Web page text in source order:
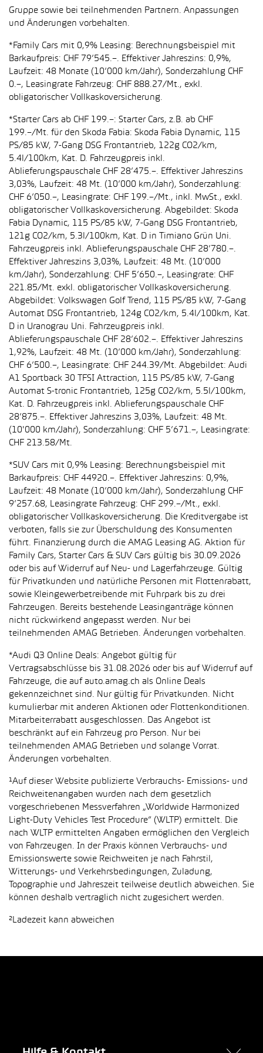
Gruppe sowie bei teilnehmenden Partnern. Anpassungen
und Änderungen vorbehalten.
*Family Cars mit 0,9% Leasing: Berechnungsbeispiel mit
Barkaufpreis: CHF 79’545.–. Effektiver Jahreszins: 0,9%,
Laufzeit: 48 Monate (10’000 km/Jahr), Sonderzahlung CHF
0.–, Leasingrate Fahrzeug: CHF 888.27/Mt., exkl.
obligatorischer Vollkaskoversicherung.
*Starter Cars ab CHF 199.–: Starter Cars, z.B. ab CHF
199.–/Mt. für den Skoda Fabia: Skoda Fabia Dynamic, 115
PS/85 kW, 7-Gang DSG Frontantrieb, 122g CO2/km,
5.4l/100km, Kat. D. Fahrzeugpreis inkl.
Ablieferungspauschale CHF 28’475.–. Effektiver Jahreszins
3,03%, Laufzeit: 48 Mt. (10’000 km/Jahr), Sonderzahlung:
CHF 6’050.–, Leasingrate: CHF 199.–/Mt., inkl. MwSt., exkl.
obligatorischer Vollkaskoversicherung. Abgebildet: Skoda
Fabia Dynamic, 115 PS/85 kW, 7-Gang DSG Frontantrieb,
121g CO2/km, 5.3l/100km, Kat. D in Timiano Grün Uni.
Fahrzeugpreis inkl. Ablieferungspauschale CHF 28’780.–.
Effektiver Jahreszins 3,03%, Laufzeit: 48 Mt. (10’000
km/Jahr), Sonderzahlung: CHF 5’650.–, Leasingrate: CHF
221.85/Mt. exkl. obligatorischer Vollkaskoversicherung.
Abgebildet: Volkswagen Golf Trend, 115 PS/85 kW, 7-Gang
Automat DSG Frontantrieb, 124g CO2/km, 5.4l/100km, Kat.
D in Uranograu Uni. Fahrzeugpreis inkl.
Ablieferungspauschale CHF 28’602.–. Effektiver Jahreszins
1,92%, Laufzeit: 48 Mt. (10’000 km/Jahr), Sonderzahlung:
CHF 6’500.–, Leasingrate: CHF 244.39/Mt. Abgebildet: Audi
A1 Sportback 30 TFSI Attraction, 115 PS/85 kW, 7-Gang
Automat S-tronic Frontantrieb, 125g CO2/km, 5.5l/100km,
Kat. D. Fahrzeugpreis inkl. Ablieferungspauschale CHF
28’875.–. Effektiver Jahreszins 3,03%, Laufzeit: 48 Mt.
(10'000 km/Jahr), Sonderzahlung: CHF 5’671.–, Leasingrate:
CHF 213.58/Mt.
*SUV Cars mit 0,9% Leasing: Berechnungsbeispiel mit
Barkaufpreis: CHF 44920.–. Effektiver Jahreszins: 0,9%,
Laufzeit: 48 Monate (10’000 km/Jahr), Sonderzahlung CHF
9’257.68, Leasingrate Fahrzeug: CHF 299.–/Mt., exkl.
obligatorischer Vollkaskoversicherung. Die Kreditvergabe ist
verboten, falls sie zur Überschuldung des Konsumenten
führt. Finanzierung durch die AMAG Leasing AG. Aktion für
Family Cars, Starter Cars & SUV Cars gültig bis 30.09.2026
oder bis auf Widerruf auf Neu- und Lagerfahrzeuge. Gültig
für Privatkunden und natürliche Personen mit Flottenrabatt,
sowie Kleingewerbetreibende mit Fuhrpark bis zu drei
Fahrzeugen. Bereits bestehende Leasinganträge können
nicht rückwirkend angepasst werden. Nur bei
teilnehmenden AMAG Betrieben. Änderungen vorbehalten.
*Audi Q3 Online Deals: Angebot gültig für
Vertragsabschlüsse bis 31.08.2026 oder bis auf Widerruf auf
Fahrzeuge, die auf auto.amag.ch als Online Deals
gekennzeichnet sind. Nur gültig für Privatkunden. Nicht
kumulierbar mit anderen Aktionen oder Flottenkonditionen.
Mitarbeiterrabatt ausgeschlossen. Das Angebot ist
beschränkt auf ein Fahrzeug pro Person. Nur bei
teilnehmenden AMAG Betrieben und solange Vorrat.
Änderungen vorbehalten.
¹Auf dieser Website publizierte Verbrauchs- Emissions- und
Reichweitenangaben wurden nach dem gesetzlich
vorgeschriebenen Messverfahren „Worldwide Harmonized
Light-Duty Vehicles Test Procedure“ (WLTP) ermittelt. Die
nach WLTP ermittelten Angaben ermöglichen den Vergleich
von Fahrzeugen. In der Praxis können Verbrauchs- und
Emissionswerte sowie Reichweiten je nach Fahrstil,
Witterungs- und Verkehrsbedingungen, Zuladung,
Topographie und Jahreszeit teilweise deutlich abweichen. Sie
können deshalb vertraglich nicht zugesichert werden.
²Ladezeit kann abweichen